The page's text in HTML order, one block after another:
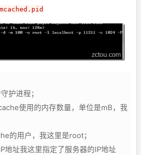
护进程；
使用的内存数量，单位是mB，我
的用户，我这里是root；
地址我这里指定了服务器的IP地址